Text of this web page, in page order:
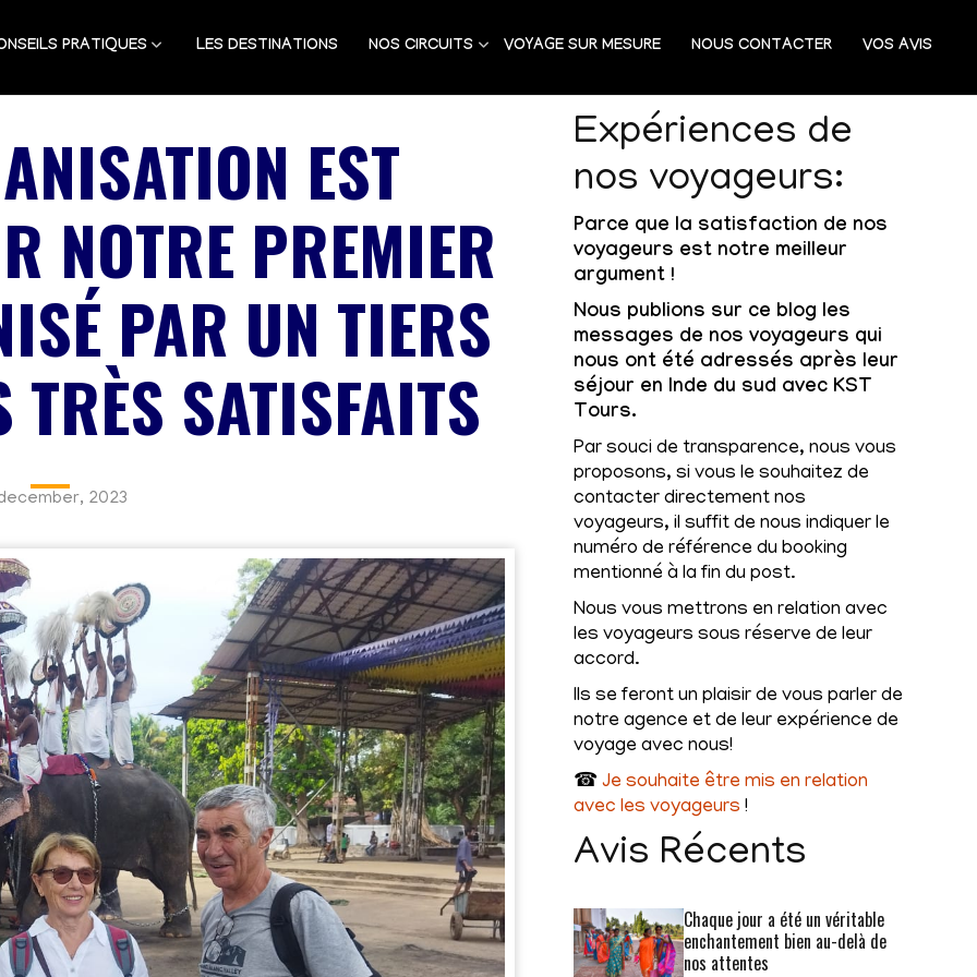
PRATIQUES LES DESTINATIONS NOS CIRCUITS VOYAGE SUR MESURE NOUS CONTACTER VOS AVIS
EST
NOTRE PREMIER
PAR UN TIERS
SATISFAITS
2023
Expériences de
nos voyageurs:
Parce que la satisfaction de nos
voyageurs est notre meilleur
argument !
Nous publions sur ce blog les
messages de nos voyageurs qui
nous ont été adressés après leur
séjour en Inde du sud avec KST
Tours.
Par souci de transparence, nous vous
proposons, si vous le souhaitez de
contacter directement nos
voyageurs, il suffit de nous indiquer le
numéro de référence du booking
mentionné à la fin du post.
Nous vous mettrons en relation avec
les voyageurs sous réserve de leur
accord.
Ils se feront un plaisir de vous parler de
notre agence et de leur expérience de
voyage avec nous!
☎Je souhaite être mis en relation
avec les voyageurs !
Avis Récents
Chaque jour a été un véritable
enchantement bien au-delà de
nos attentes